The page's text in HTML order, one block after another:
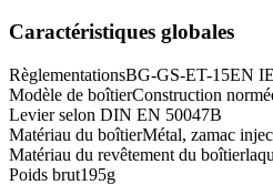
Caractéristiques globales
RèglementationsBG-GS-ET-15EN
Modèle de boîtierConstruction
Levier selon DIN EN 50047B
Matériau du boîtierMétal, zamac
Matériau du revêtement du boîtier
Poids brut195g